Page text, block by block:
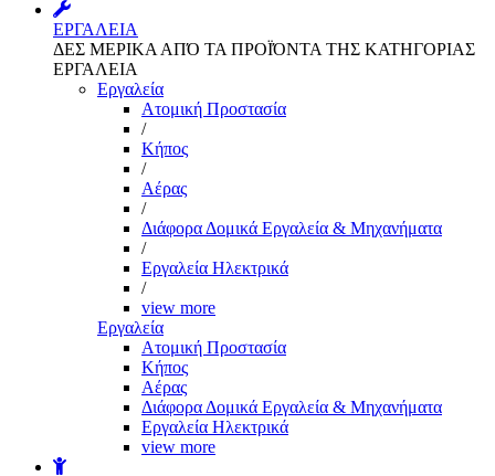
ΕΡΓΑΛΕΙΑ
ΔΕΣ ΜΕΡΙΚΑ ΑΠΌ ΤΑ ΠΡΟΪΌΝΤΑ ΤΗΣ ΚΑΤΗΓΟΡΙΑΣ
ΕΡΓΑΛΕΙΑ
Εργαλεία
Aτομική Προστασία
/
Kήπος
/
Αέρας
/
Διάφορα Δομικά Εργαλεία & Μηχανήματα
/
Εργαλεία Ηλεκτρικά
/
view more
Εργαλεία
Aτομική Προστασία
Kήπος
Αέρας
Διάφορα Δομικά Εργαλεία & Μηχανήματα
Εργαλεία Ηλεκτρικά
view more